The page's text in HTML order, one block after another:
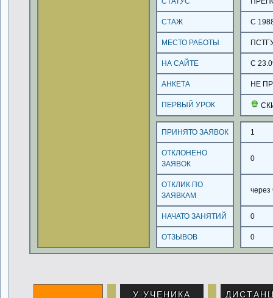
СТАЖ С
МЕСТО РАБОТЫ
НА САЙТЕ С
АНКЕТА НЕ
ПЕРВЫЙ УРОК
ПРИНЯТО ЗАЯВОК 1
ОТКЛОНЕНО
ЗАЯВОК
0
ОТКЛИК ПО
ЗАЯВКАМ
через
НАЧАТО ЗАНЯТИЙ 0
ОТЗЫВОВ 0
У УЧЕНИКА